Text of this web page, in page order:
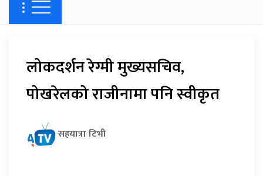
लोकदर्शन रेग्मी मुख्यसचिव,
पोखरेलको राजीनामा पनि स्वीकृत
सहयात्रा टिभी